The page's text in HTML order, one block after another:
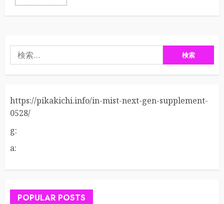
索:
https://pikakichi.info/in-mist-next-gen-supplement-
0528/
g:
a:
POPULAR POSTS